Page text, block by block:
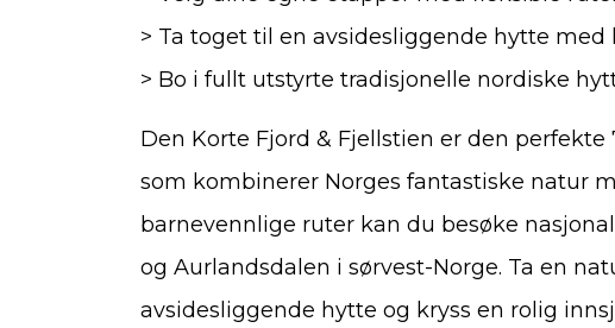
> Ta toget til en avsidesliggende hytte med
> Bo i fullt utstyrte tradisjonelle nordiske
Den Korte Fjord & Fjellstien er den
som kombinerer Norges fantastiske natur
barnevennlige ruter kan du besøke
og Aurlandsdalen i sørvest-Norge. Ta en
avsidesliggende hytte og kryss en rolig